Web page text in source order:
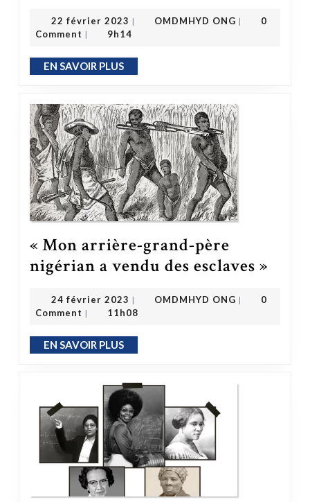
22 février 2023 22 février 2023
| OMDMHYD ONG |
0
Comment | 9h14
EN SAVOIR PLUSEN SAVOIR PLUS
« Mon arrière-grand-père
nigérian a vendu des esclaves »
24 février 2023 24 février 2023
| OMDMHYD ONG |
0
Comment | 11h08
EN SAVOIR PLUSEN SAVOIR PLUS